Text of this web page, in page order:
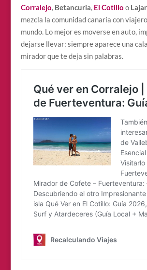
Corralejo, Betancuria, El Cotillo o
mezcla la comunidad canaria con
mundo. Lo mejor es moverse en auto,
dejarse llevar: siempre aparece una
mirador que te deja sin palabras.